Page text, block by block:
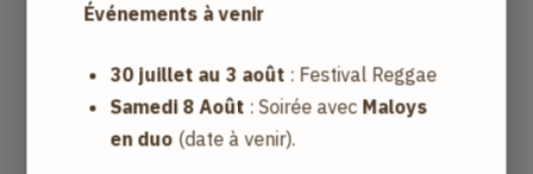
Événements à venir
30 juillet au 3 août : Festival Reggae
Samedi 8 Août : Soirée avec Maloys
en duo (date à venir).
Un cookie est un petit fichier texte déposé et
conservé sur le disque dur de l’internaute, sous